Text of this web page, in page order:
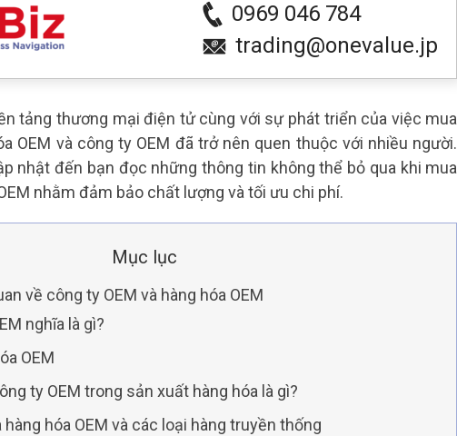
0969 046 784
trading@onevalue.jp
tảng thương mại điện tử cùng với sự phát triển của việc mua
OEM và công ty OEM đã trở nên quen thuộc với nhiều người.
nhật đến bạn đọc những thông tin không thể bỏ qua khi mua
nhằm đảm bảo chất lượng và tối ưu chi phí.
Mục lục
về công ty OEM và hàng hóa OEM
nghĩa là gì?
OEM
ty OEM trong sản xuất hàng hóa là gì?
hóa OEM và các loại hàng truyền thống